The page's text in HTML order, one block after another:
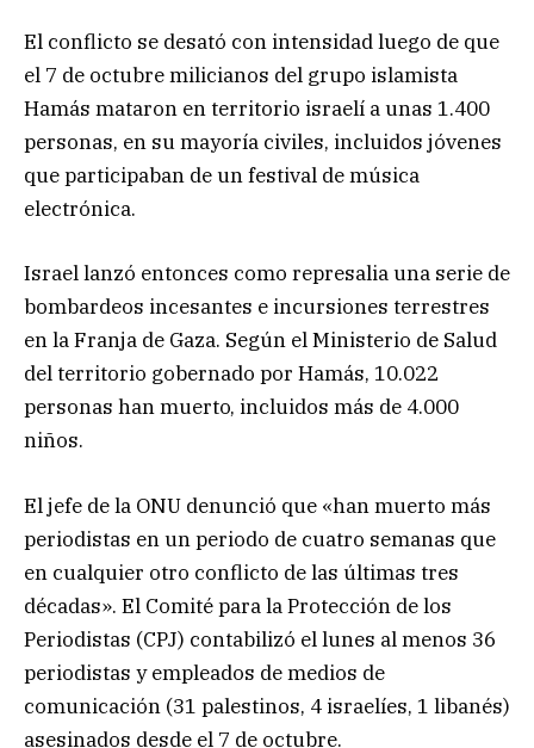
El conflicto se desató con intensidad luego de que
el 7 de octubre milicianos del grupo islamista
Hamás mataron en territorio israelí a unas 1.400
personas, en su mayoría civiles, incluidos jóvenes
que participaban de un festival de música
electrónica.
Israel lanzó entonces como represalia una serie de
bombardeos incesantes e incursiones terrestres
en la Franja de Gaza. Según el Ministerio de Salud
del territorio gobernado por Hamás, 10.022
personas han muerto, incluidos más de 4.000
niños.
El jefe de la ONU denunció que «han muerto más
periodistas en un periodo de cuatro semanas que
en cualquier otro conflicto de las últimas tres
décadas». El Comité para la Protección de los
Periodistas (CPJ) contabilizó el lunes al menos 36
periodistas y empleados de medios de
comunicación (31 palestinos, 4 israelíes, 1 libanés)
asesinados desde el 7 de octubre.